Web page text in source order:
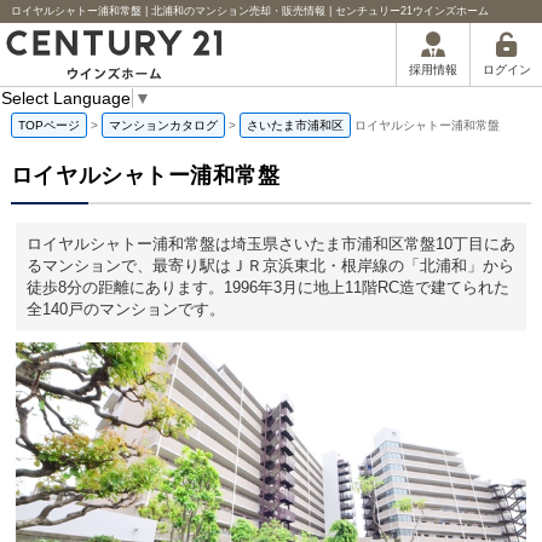
ロイヤルシャトー浦和常盤 | 北浦和のマンション売却・販売情報 | センチュリー21ウインズホーム
採用情報 ログイン
Select Language ▼
TOPページ > マンションカタログ > さいたま市浦和区 ロイヤルシャトー浦和常盤
ロイヤルシャトー浦和常盤
ロイヤルシャトー浦和常盤は埼玉県さいたま市浦和区常盤10丁目にあ
るマンションで、最寄り駅はＪＲ京浜東北・根岸線の「北浦和」から
徒歩8分の距離にあります。1996年3月に地上11階RC造で建てられた
全140戸のマンションです。